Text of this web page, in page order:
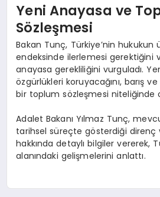
Yeni Anayasa ve
Sözleşmesi
Bakan Tunç, Türkiye’nin hukukun
endeksinde ilerlemesi gerektiğini
anayasa gerekliliğini vurguladı.
özgürlükleri koruyacağını, barış
bir toplum sözleşmesi niteliğinde
Adalet Bakanı Yılmaz Tunç,
tarihsel süreçte gösterdiği direnç
hakkında detaylı bilgiler vererek,
alanındaki gelişmelerini anlattı.